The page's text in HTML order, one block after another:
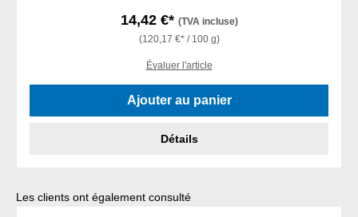
14,42 €* (TVA incluse)
(120,17 €* / 100 g)
Évaluer l'article
Ajouter au panier
Détails
Ignorer la galerie de produits
Les clients ont également consulté